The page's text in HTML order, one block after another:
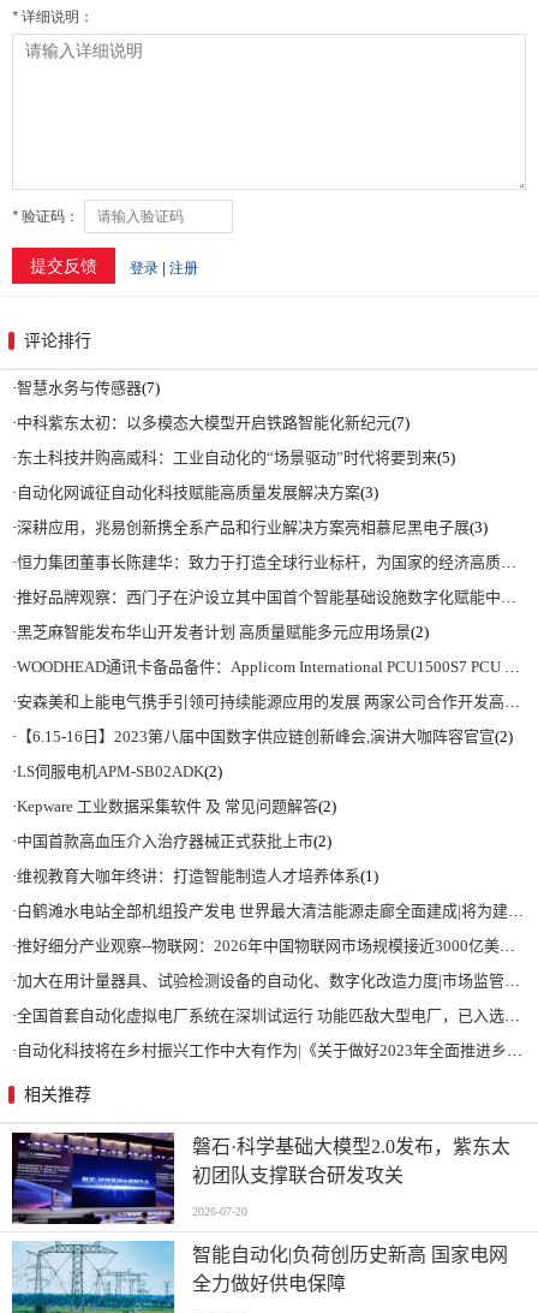
评论排行
·智慧水务与传感器(7)
·中科紫东太初：以多模态大模型开启铁路智能化新纪元(7)
·东土科技并购高威科：工业自动化的“场景驱动”时代将要到来(5)
· 自动化网诚征自动化科技赋能高质量发展解决方案(3)
·深耕应用，兆易创新携全系产品和行业解决方案亮相慕尼黑电子展(3)
·恒力集团董事长陈建华：致力于打造全球行业标杆，为国家的经济高质量发展贡献更大力量|上海电气集团党委书记、董事长吴磊来访
·推好品牌观察：西门子在沪设立其中国首个智能基础设施数字化赋能中心
·黑芝麻智能发布华山开发者计划 高质量赋能多元应用场景(2)
·WOODHEAD通讯卡备品备件：Applicom International PCU1500S7 PCU 1500 S7 V4.5.0
·安森美和上能电气携手引领可持续能源应用的发展 两家公司合作开发高性能储能和太阳能组串式逆变器方案 以实现可持续的未来
· 【6.15-16日】2023第八届中国数字供应链创新峰会,演讲大咖阵容官宣(2)
·LS伺服电机APM-SB02ADK(2)
·Kepware 工业数据采集软件 及 常见问题解答(2)
·中国首款高血压介入治疗器械正式获批上市(2)
·维视教育大咖年终讲：打造智能制造人才培养体系(1)
·白鹤滩水电站全部机组投产发电 世界最大清洁能源走廊全面建成|将为建设新型能源体系、保障国家能源安全、实现“双碳”目标提供有力支撑
·推好细分产业观察--物联网：2026年中国物联网市场规模接近3000亿美元 智慧工厂、智慧城市、智慧电网等将占60%以上
·加大在用计量器具、试验检测设备的自动化、数字化改造力度|市场监管总局 工业和信息化部 关于促进企业计量能力提升的指导意见
·全国首套自动化虚拟电厂系统在深圳试运行 功能匹敌大型电厂，已入选国际典型案例
· 自动化科技将在乡村振兴工作中大有作为|《关于做好2023年全面推进乡村振兴重点工作的意见》发布
相关推荐
磐石·科学基础大模型2.0发布，紫东太
初团队支撑联合研发攻关
2026-07-20
智能自动化|负荷创历史新高 国家电网
全力做好供电保障